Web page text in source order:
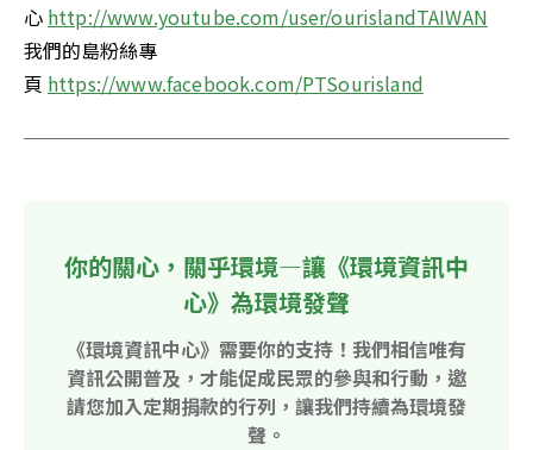
心 http://www.youtube.com/user/ourislandTAIWAN
我們的島粉絲專
頁 https://www.facebook.com/PTSourisland
你的關心，關乎環境—讓《環境資訊中
心》為環境發聲
《環境資訊中心》需要你的支持！我們相信唯有
資訊公開普及，才能促成民眾的參與和行動，邀
請您加入定期捐款的行列，讓我們持續為環境發
聲。